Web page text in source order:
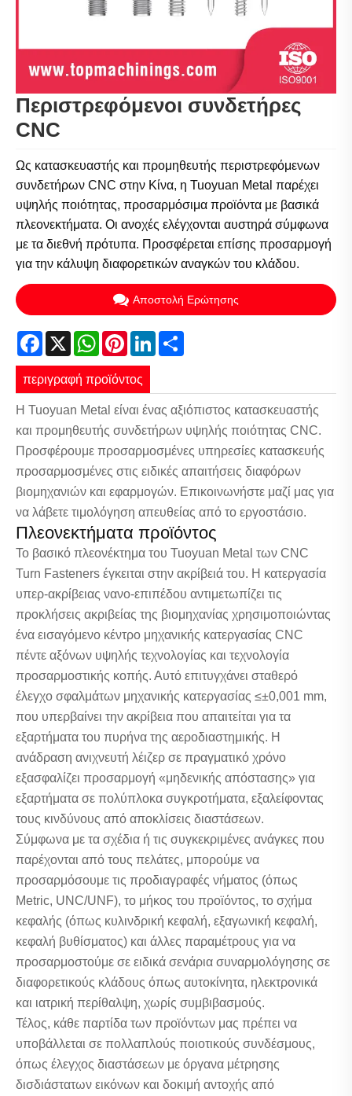
Περιστρεφόμενοι συνδετήρες
CNC
Ως κατασκευαστής και προμηθευτής περιστρεφόμενων
συνδετήρων CNC στην Κίνα, η Tuoyuan Metal παρέχει
υψηλής ποιότητας, προσαρμόσιμα προϊόντα με βασικά
πλεονεκτήματα. Οι ανοχές ελέγχονται αυστηρά σύμφωνα
με τα διεθνή πρότυπα. Προσφέρεται επίσης προσαρμογή
για την κάλυψη διαφορετικών αναγκών του κλάδου.
Αποστολή Ερώτησης
Facebook
X WhatsApp
PinterestLinkedIn
περιγραφή προϊόντος
Η Tuoyuan Metal είναι ένας αξιόπιστος κατασκευαστής
και προμηθευτής συνδετήρων υψηλής ποιότητας CNC.
Προσφέρουμε προσαρμοσμένες υπηρεσίες κατασκευής
προσαρμοσμένες στις ειδικές απαιτήσεις διαφόρων
βιομηχανιών και εφαρμογών. Επικοινωνήστε μαζί μας για
να λάβετε τιμολόγηση απευθείας από το εργοστάσιο.
Πλεονεκτήματα προϊόντος
Το βασικό πλεονέκτημα του Tuoyuan Metal των CNC
Turn Fasteners έγκειται στην ακρίβειά του. Η κατεργασία
υπερ-ακρίβειας νανο-επιπέδου αντιμετωπίζει τις
προκλήσεις ακριβείας της βιομηχανίας χρησιμοποιώντας
ένα εισαγόμενο κέντρο μηχανικής κατεργασίας CNC
πέντε αξόνων υψηλής τεχνολογίας και τεχνολογία
προσαρμοστικής κοπής. Αυτό επιτυγχάνει σταθερό
έλεγχο σφαλμάτων μηχανικής κατεργασίας ≤±0,001 mm,
που υπερβαίνει την ακρίβεια που απαιτείται για τα
εξαρτήματα του πυρήνα της αεροδιαστημικής. Η
ανάδραση ανιχνευτή λέιζερ σε πραγματικό χρόνο
εξασφαλίζει προσαρμογή «μηδενικής απόστασης» για
εξαρτήματα σε πολύπλοκα συγκροτήματα, εξαλείφοντας
τους κινδύνους από αποκλίσεις διαστάσεων.
Σύμφωνα με τα σχέδια ή τις συγκεκριμένες ανάγκες που
παρέχονται από τους πελάτες, μπορούμε να
προσαρμόσουμε τις προδιαγραφές νήματος (όπως
Metric, UNC/UNF), το μήκος του προϊόντος, το σχήμα
κεφαλής (όπως κυλινδρική κεφαλή, εξαγωνική κεφαλή,
κεφαλή βυθίσματος) και άλλες παραμέτρους για να
προσαρμοστούμε σε ειδικά σενάρια συναρμολόγησης σε
διαφορετικούς κλάδους όπως αυτοκίνητα, ηλεκτρονικά
και ιατρική περίθαλψη, χωρίς συμβιβασμούς.
Τέλος, κάθε παρτίδα των προϊόντων μας πρέπει να
υποβάλλεται σε πολλαπλούς ποιοτικούς συνδέσμους,
όπως έλεγχος διαστάσεων με όργανα μέτρησης
δισδιάστατων εικόνων και δοκιμή αντοχής από